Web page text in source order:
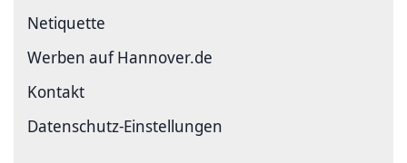
Netiquette
Werben auf Hannover.de
Kontakt
Datenschutz-Einstellungen